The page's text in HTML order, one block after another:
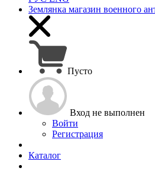
Землянка магазин военного
Пусто
Вход не выполнен
Войти
Регистрация
Каталог